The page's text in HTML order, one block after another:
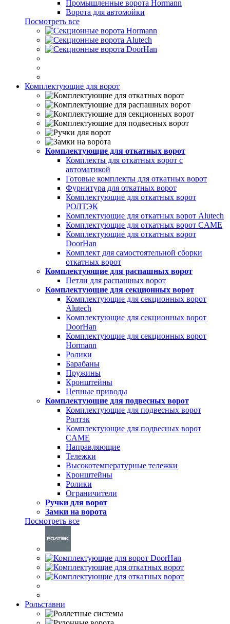
Промышленные ворота Hormann
Ворота для автомойки
Посмотреть все
Комплектующие для ворот
Комплектующие для откатных ворот
Комплекты для откатных ворот с
автоматикой
Готовые комплекты для откатных ворот
Фурнитура для откатных ворот
Комплектующие для откатных ворот
РОЛТЭК
Комплектующие для откатных ворот Alutech
Комплектующие для откатных ворот CAME
Комплектующие для откатных ворот
DoorHan
Комплект для самостоятельной сборки
откатных ворот
Комплектующие для распашных ворот
Петли для распашных ворот
Комплектующие для секционных ворот
Комплектующие для секционных ворот
Alutech
Комплектующие для секционных ворот
DoorHan
Комплектующие для секционных ворот
Hormann
Ролики
Барабаны
Пружины
Кронштейны
Цепные приводы
Комплектующие для подвесных ворот
Комплектующие для подвесных ворот
Ролтэк
Комплектующие для подвесных ворот
CAME
Направляющие
Тележки
Высокотемпературные тележки
Кронштейны
Ролики
Ограничители
Ручки для ворот
Замки на ворота
Посмотреть все
Рольставни